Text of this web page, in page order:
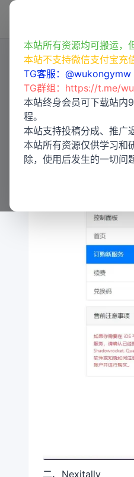
本站所有资源均可搬运，
本站不支持微信支付宝充
TG客服：@wukongymw
TG群组： https://t.me/
本站终身会员可下载站内
程。
本站支持投稿分成、推广
本站所有资源仅供学习和
除，使用后发生的一切问
【VPN/机场
我都使
一、AgentNEO
官网地址：https://
二、Nexitally